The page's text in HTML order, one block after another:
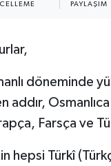
PAYLAŞIM
döneminde
addır,
Farsça ve
hepsi Türkî